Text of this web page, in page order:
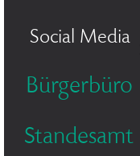
Social Media
Bürgerbüro
Standesamt